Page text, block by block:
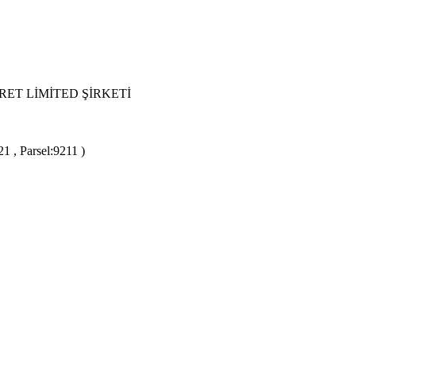
LİMİTED ŞİRKETİ
, Parsel:9211 )